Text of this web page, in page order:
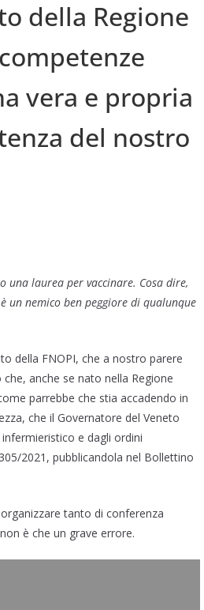
della Regione
vera e propria
del nostro
una laurea per vaccinare. Cosa dire,
un nemico ben peggiore di qualunque
della FNOPI, che a nostro parere
anche se nato nella Regione
parrebbe che stia accadendo in
che il Governatore del Veneto
e dagli ordini
2021, pubblicandola nel Bollettino
tanto di conferenza
è che un grave errore.